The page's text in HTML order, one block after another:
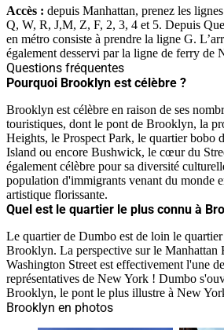
Accès : depuis Manhattan, prenez les
Q, W, R, J,M, Z, F, 2, 3, 4 et 5. Depuis
en métro consiste à prendre la ligne G.
également desservi par la ligne de ferry de
Questions fréquentes
Pourquoi Brooklyn est célèbre ?
Brooklyn est célèbre en raison de ses
touristiques, dont le pont de Brooklyn, la
Heights, le Prospect Park, le quartier bobo
Island ou encore Bushwick, le cœur du
également célèbre pour sa diversité
population d'immigrants venant du monde
artistique florissante.
Quel est le quartier le plus connu à
Le quartier de Dumbo est de loin le
Brooklyn. La perspective sur le Manhattan
Washington Street est effectivement l'une
représentatives de New York ! Dumbo
Brooklyn, le pont le plus illustre à New
Brooklyn en photos